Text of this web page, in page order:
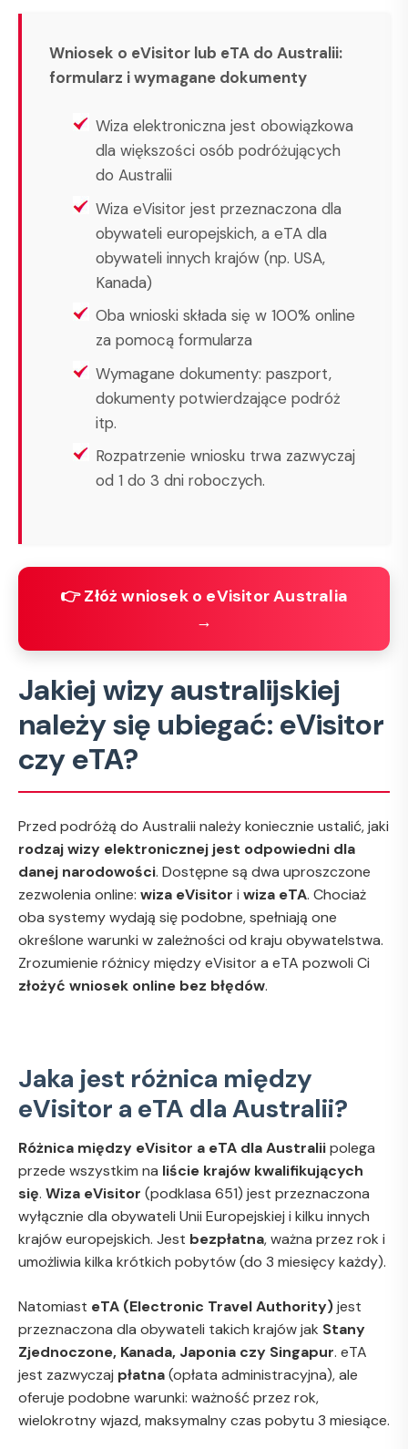
Wniosek o eVisitor lub eTA do Australii:
formularz i wymagane dokumenty
Wiza elektroniczna jest obowiązkowa
dla większości osób podróżujących
do Australii
Wiza eVisitor jest przeznaczona dla
obywateli europejskich, a eTA dla
obywateli innych krajów (np. USA,
Kanada)
Oba wnioski składa się w 100% online
za pomocą formularza
Wymagane dokumenty: paszport,
dokumenty potwierdzające podróż
itp.
Rozpatrzenie wniosku trwa zazwyczaj
od 1 do 3 dni roboczych.
👉 Złóż wniosek o eVisitor Australia
→
Jakiej wizy australijskiej
należy się ubiegać: eVisitor
czy eTA?
Przed podróżą do Australii należy koniecznie ustalić, jaki
rodzaj wizy elektronicznej jest odpowiedni dla
danej narodowości. Dostępne są dwa uproszczone
zezwolenia online: wiza eVisitor i wiza eTA. Chociaż
oba systemy wydają się podobne, spełniają one
określone warunki w zależności od kraju obywatelstwa.
Zrozumienie różnicy między eVisitor a eTA pozwoli Ci
złożyć wniosek online bez błędów.
Jaka jest różnica między
eVisitor a eTA dla Australii?
Różnica między eVisitor a eTA dla Australiipolega
przede wszystkim na liście krajów kwalifikujących
się. Wiza eVisitor (podklasa 651) jest przeznaczona
wyłącznie dla obywateli Unii Europejskiej i kilku innych
krajów europejskich. Jest bezpłatna, ważna przez rok i
umożliwia kilka krótkich pobytów (do 3 miesięcy każdy).
Natomiast eTA (Electronic Travel Authority)jest
przeznaczona dla obywateli takich krajów jak Stany
Zjednoczone, Kanada, Japonia czy Singapur. eTA
jest zazwyczaj płatna(opłata administracyjna), ale
oferuje podobne warunki: ważność przez rok,
wielokrotny wjazd, maksymalny czas pobytu 3 miesiące.